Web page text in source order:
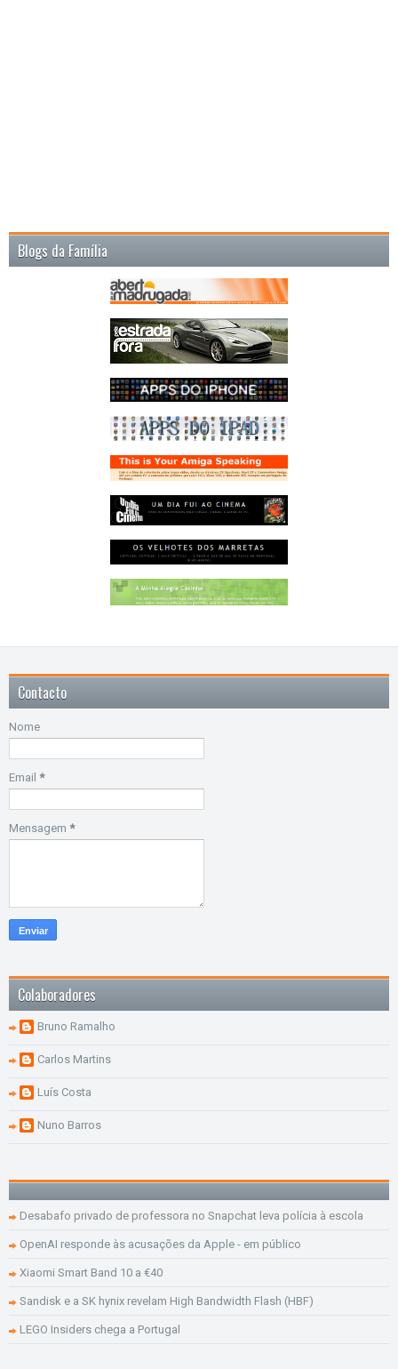
Blogs da Família
Contacto
Nome
Email *
Mensagem *
Colaboradores
Bruno Ramalho
Carlos Martins
Luís Costa
Nuno Barros
Desabafo privado de professora no Snapchat leva polícia à escola
OpenAI responde às acusações da Apple - em público
Xiaomi Smart Band 10 a €40
Sandisk e a SK hynix revelam High Bandwidth Flash (HBF)
LEGO Insiders chega a Portugal